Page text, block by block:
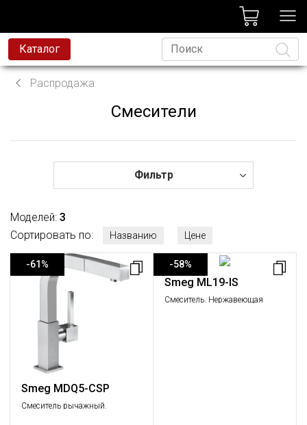
Каталог
техника
техника
техника
Распродажа
Смесители
Фильтр
Моделей: 3
Сортировать по:
Названию Цене
-61%
Smeg MDQ5-CSP
Смеситель рычажный.
-58%
Smeg ML19-IS
Смеситель. Нержавеющая